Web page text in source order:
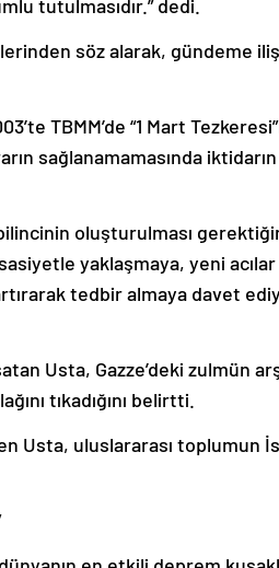
tutulmasıdır.” dedi.
söz alarak, gündeme
TBMM’de “1 Mart
sağlanamamasında iktidarın
oluşturulması
yaklaşmaya, yeni acılar
tedbir almaya davet
Usta, Gazze’deki zulmün
tıkadığını belirtti.
Usta, uluslararası toplumun